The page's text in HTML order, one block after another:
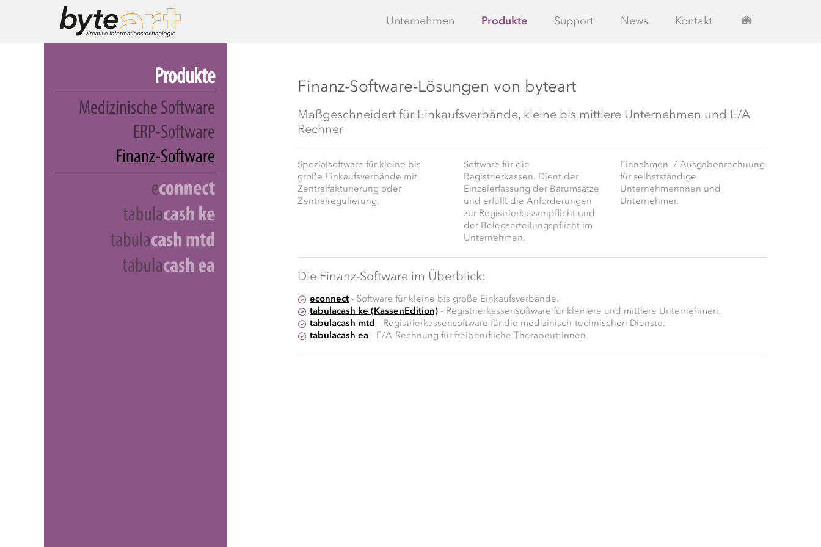
Unternehmen Produkte Support News Kontakt
Produkte
Medizinische Software
ERP-Software
Finanz-Software
Finanz-Software-Lösungen von byteart
Maßgeschneidert für Einkaufsverbände, kleine bis mittlere Unternehmen und E/A
Rechner
Spezialsoftware für kleine bis
große Einkaufsverbände mit
Zentralfakturierung oder
Zentralregulierung.
Software für die
Registrierkassen. Dient der
Einzel­erfassung der Bar­umsätze
und erfüllt die Anforderungen
zur Registrier­kassen­pflicht und
der Belegs­erteilungs­pflicht im
Unter­nehmen.
Einnahmen- / Ausgabenrechnung
für selbstständige
Unternehmerinnen und
Unternehmer.
Die Finanz-Software im Überblick:
econnect - Software für kleine bis große Einkaufsverbände.
tabulacash ke (KassenEdition) - Registrierkassensoftware für kleinere und mittlere Unternehmen.
tabulacash mtd - Registrierkassensoftware für die medizinisch-technischen Dienste.
tabulacash ea - E/A-Rechnung für freiberufliche Therapeut:innen.